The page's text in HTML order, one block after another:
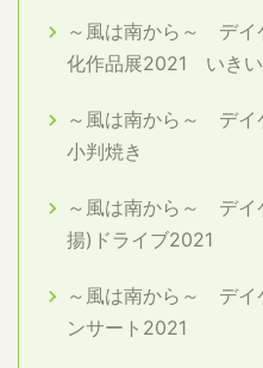
～風は南から～ デ
化作品展2021 いき
～風は南から～ デ
小判焼き
～風は南から～ デ
揚)ドライブ2021
～風は南から～ デ
ンサート2021